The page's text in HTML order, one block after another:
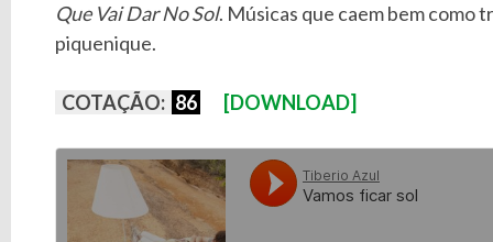
Que Vai Dar No Sol. Músicas que caem bem como
piquenique.
COTAÇÃO: 86 [DOWNLOAD]